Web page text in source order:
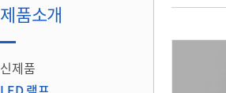
제품소개
신제품